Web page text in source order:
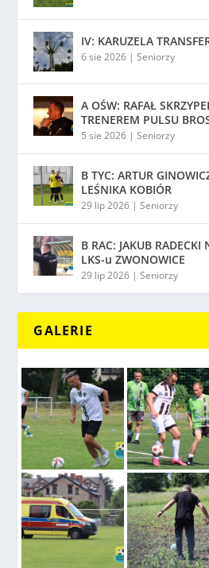
IV: KARUZELA
6 sie 2026 |Seniorzy
A OŚW: RAFAŁ
TRENEREM PULSU
5 sie 2026 |Seniorzy
B TYC: ARTUR
LEŚNIKA KOBIÓR
29 lip 2026 |Seniorzy
B RAC: JAKUB RADECKI
LKS-u ZWONOWICE
29 lip 2026 |Seniorzy
GALERIE